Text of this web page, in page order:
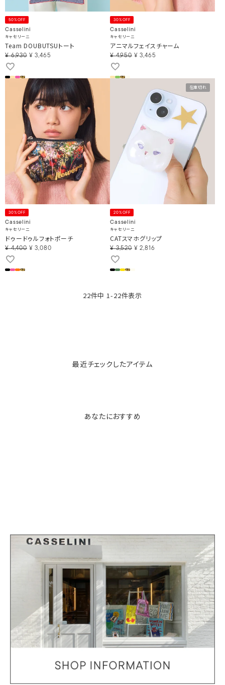
50%OFF
Casselini
キャセリーニ
Team DOUBUTSUトート
¥ 6,930 ¥ 3,465
30%OFF
Casselini
キャセリーニ
アニマルフェイスチャーム
¥ 4,950 ¥ 3,465
30%OFF
Casselini
キャセリーニ
ドゥードゥルフォトポーチ
¥ 4,400 ¥ 3,080
20%OFF
Casselini
キャセリーニ
CATスマホグリップ
¥ 3,520 ¥ 2,816
在庫切れ
22件中 1 -22件表示
最近チェックしたアイテム
あなたにおすすめ